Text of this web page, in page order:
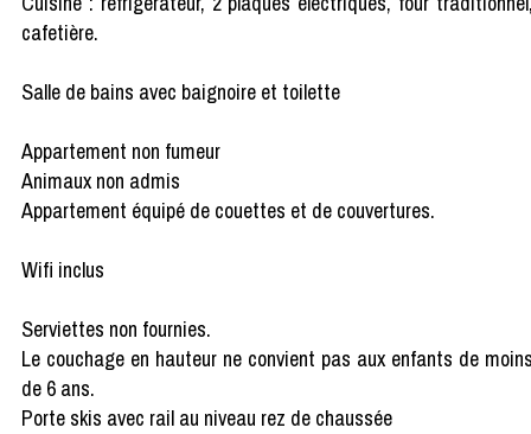
cafetière.
Salle de bains avec baignoire et toilette
Appartement non fumeur
Animaux non admis
Appartement équipé de couettes et de couvertures.
Wifi inclus
Serviettes non fournies.
Le couchage en hauteur ne convient pas aux enfants de
de 6 ans.
Porte skis avec rail au niveau rez de chaussée